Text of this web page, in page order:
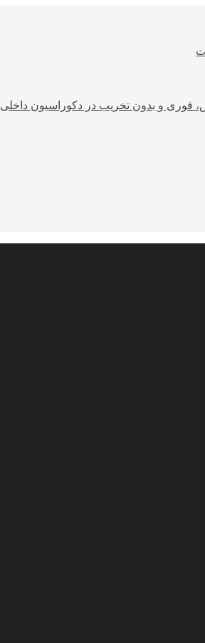
فوری و بدون تخریب در دکوراسیون داخلی